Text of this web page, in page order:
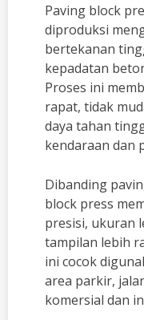
Paving block
diproduksi
bertekanan
kepadatan
Proses ini
rapat, tidak
daya tahan
kendaraan dan
Dibanding
block press
presisi, ukuran
tampilan lebih
ini cocok
area parkir,
komersial dan